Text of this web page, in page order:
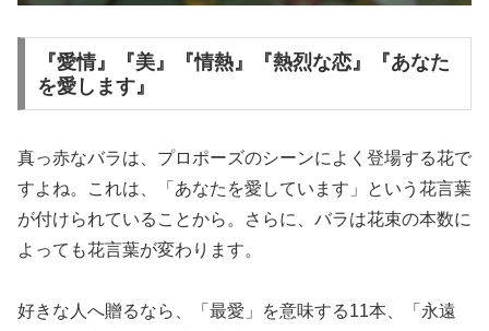
『愛情』『美』『情熱』『熱烈な恋』『あなた
を愛します』
真っ赤なバラは、プロポーズのシーンによく登場する花で
すよね。これは、「あなたを愛しています」という花言葉
が付けられていることから。さらに、バラは花束の本数に
よっても花言葉が変わります。
好きな人へ贈るなら、「最愛」を意味する11本、「永遠